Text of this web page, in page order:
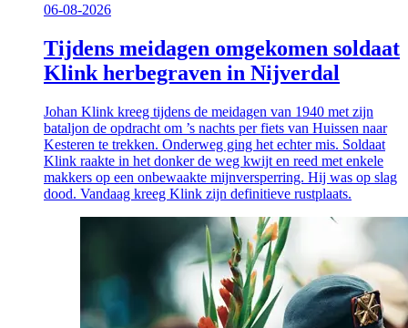
06-08-2026
Tijdens meidagen omgekomen soldaat
Klink herbegraven in Nijverdal
Johan Klink kreeg tijdens de meidagen van 1940 met zijn
bataljon de opdracht om ’s nachts per fiets van Huissen naar
Kesteren te trekken. Onderweg ging het echter mis. Soldaat
Klink raakte in het donker de weg kwijt en reed met enkele
makkers op een onbewaakte mijnversperring. Hij was op slag
dood. Vandaag kreeg Klink zijn definitieve rustplaats.